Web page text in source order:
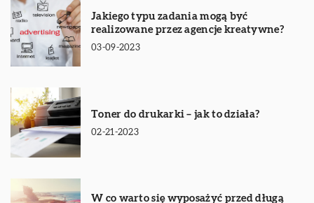
Jakiego typu zadania mogą być
realizowane przez agencje kreatywne?
03-09-2023
Toner do drukarki – jak to działa?
02-21-2023
W co warto się wyposażyć przed długą